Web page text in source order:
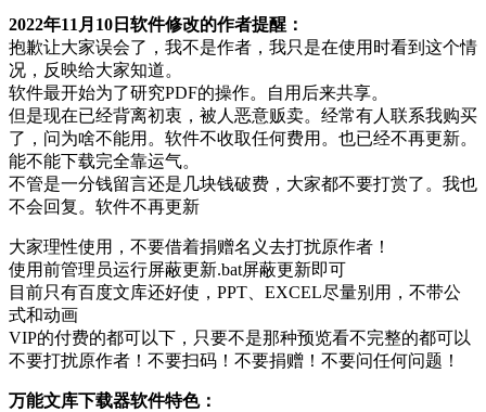
2022年11月10日软件修改的作者提醒：
抱歉让大家误会了，我不是作者，我只是在使用时看到这个情
况，反映给大家知道。
软件最开始为了研究PDF的操作。自用后来共享。
但是现在已经背离初衷，被人恶意贩卖。经常有人联系我购买
了，问为啥不能用。软件不收取任何费用。也已经不再更新。
能不能下载完全靠运气。
不管是一分钱留言还是几块钱破费，大家都不要打赏了。我也
不会回复。软件不再更新
大家理性使用，不要借着捐赠名义去打扰原作者！
使用前管理员运行屏蔽更新.bat屏蔽更新即可
目前只有百度文库还好使，PPT、EXCEL尽量别用，不带公
式和动画
VIP的付费的都可以下，只要不是那种预览看不完整的都可以
不要打扰原作者！不要扫码！不要捐赠！不要问任何问题！
万能文库下载器软件特色：